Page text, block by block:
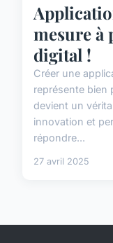
mesure à
digital !
Créer une
représente bien
devient un
innovation et
répondre...
27 avril 2025